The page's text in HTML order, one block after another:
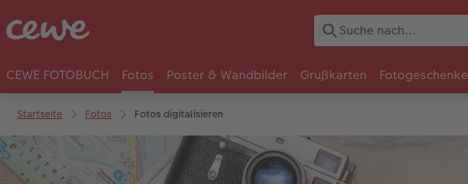
CEWE FOTOBUCH Fotos Poster & Wandbilder Grußkarten Fotogeschenke
Startseite Fotos Fotos digitalisieren